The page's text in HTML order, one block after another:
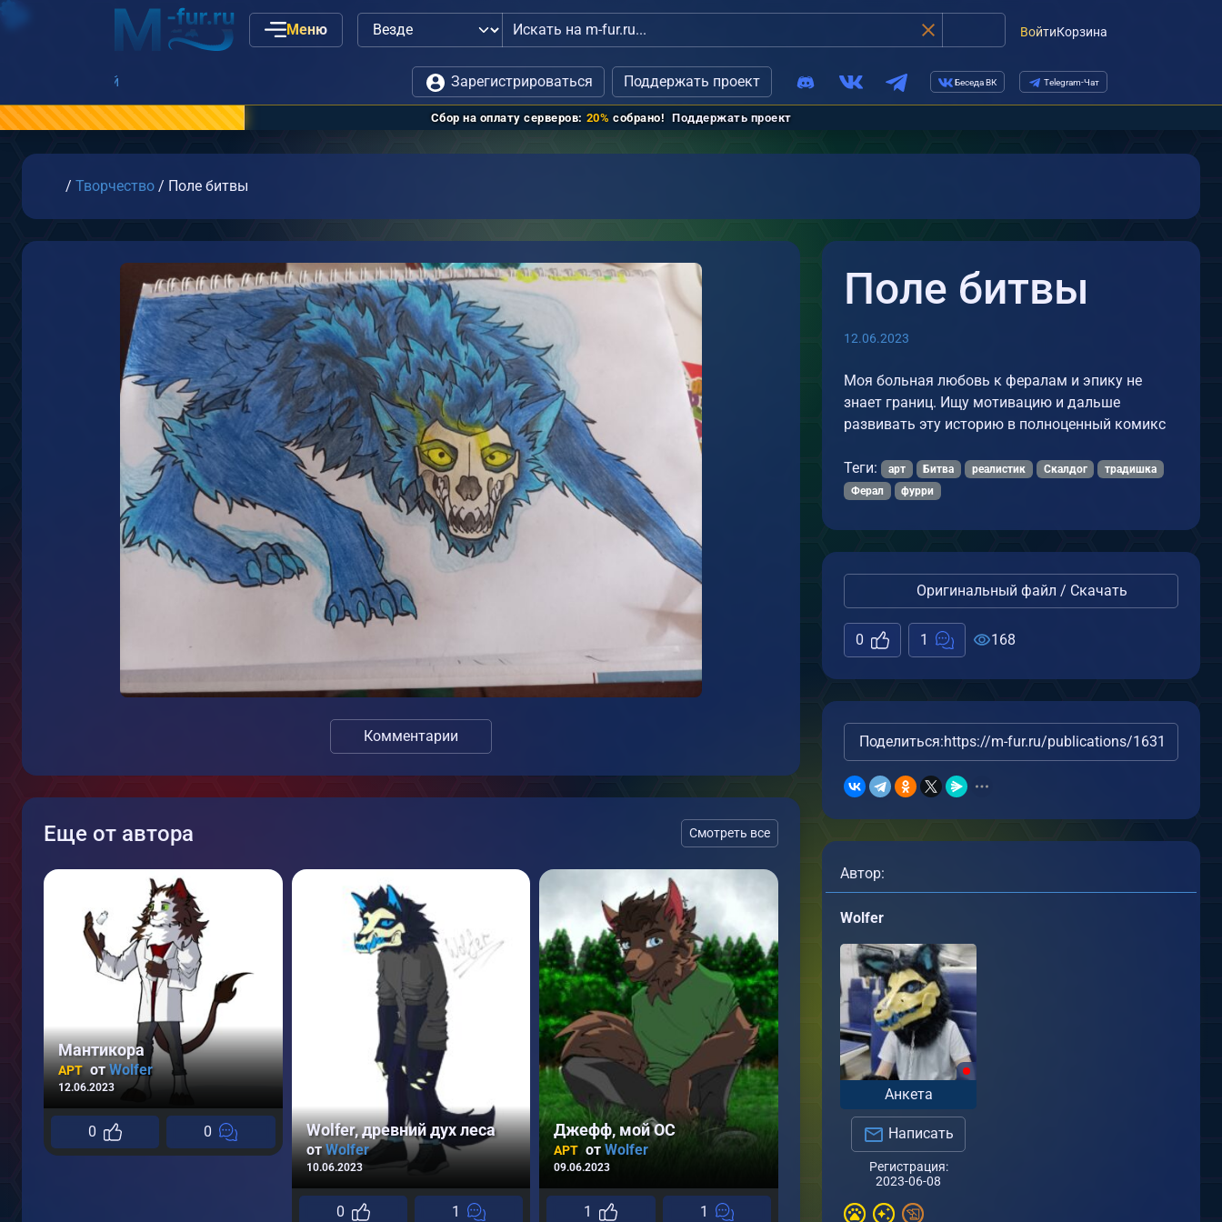
Меню ВойтиКорзина
связь с администрацией
Зарегистрироваться Поддержать проект Беседа ВК Telegram-Чат
Сбор на оплату серверов: 20% собрано! Поддержать проект
Главная
/ Творчество / Поле битвы
Комментарии
Еще от автора Смотреть все
Мантикора
АРТ отWolfer
12.06.2023
0 0 Wolfer, древний дух леса
отWolfer
10.06.2023
0 1
Джефф, мой ОС
АРТ отWolfer
09.06.2023
1 1
Арты моих персонажей
Wolfer
08.06.2023
0 0
Поле битвы
12.06.2023
Моя больная любовь к фералам и эпику не
знает границ. Ищу мотивацию и дальше
развивать эту историю в полноценный комикс
Теги: арт Битва реалистик Скалдог
традишка
Ферал
фурри
Оригинальный файл / Скачать
0 1 168
Поделиться:https://m-fur.ru/publications/16319/
Автор:
Wolfer
Анкета
Написать
Регистрация:
2023-06-08